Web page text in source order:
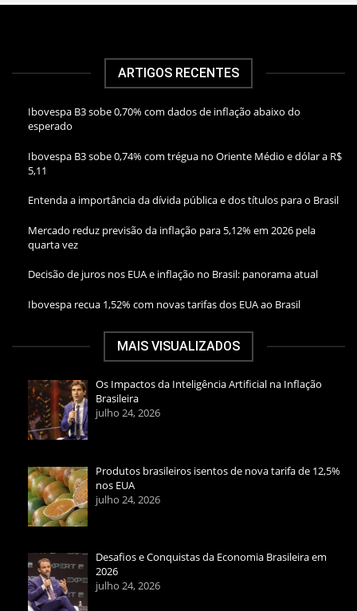
ARTIGOS RECENTES
Ibovespa B3 sobe 0,70% com dados de inflação abaixo do
esperado
Ibovespa B3 sobe 0,74% com trégua no Oriente Médio e dólar a R$
5,11
Entenda a importância da dívida pública e dos títulos para o Brasil
Mercado reduz previsão da inflação para 5,12% em 2026 pela
quarta vez
Decisão de juros nos EUA e inflação no Brasil: panorama atual
Ibovespa recua 1,52% com novas tarifas dos EUA ao Brasil
MAIS VISUALIZADOS
Os Impactos da Inteligência Artificial na Inflação
Brasileira
julho 24, 2026
Produtos brasileiros isentos de nova tarifa de 12,5%
nos EUA
julho 24, 2026
Desafios e Conquistas da Economia Brasileira em
2026
julho 24, 2026